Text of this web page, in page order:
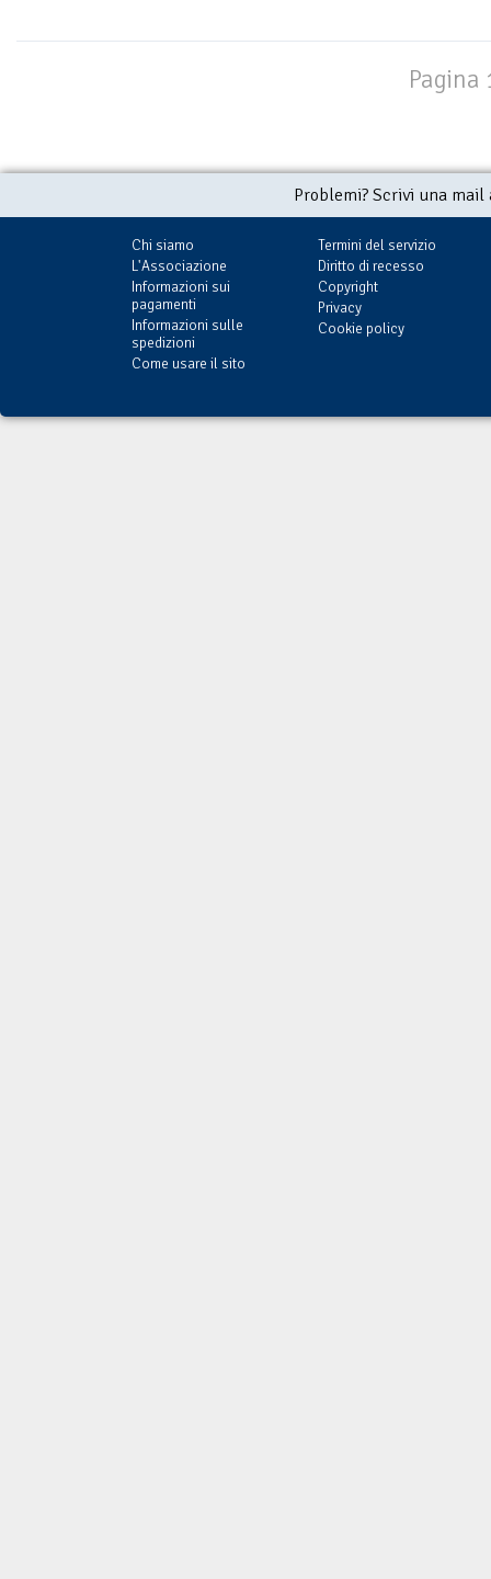
Pagina
Problemi? Scrivi una
Chi siamo
L'Associazione
Informazioni sui
pagamenti
Informazioni sulle
spedizioni
Come usare il sito
Termini del servizio
Diritto di recesso
Copyright
Privacy
Cookie policy